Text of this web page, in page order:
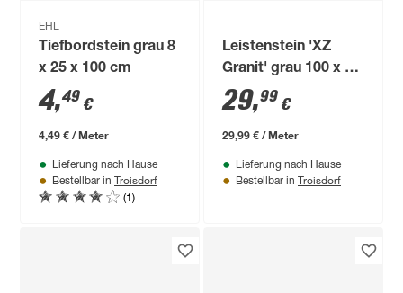
EHL
Tiefbordstein grau 8
x 25 x 100 cm
4,49 €
4,49 € / Meter
Lieferung nach Hause
Bestellbar in Troisdorf
(1)
Leistenstein 'XZ
Granit' grau 100 x 22
x 6 cm
29,99 €
29,99 € / Meter
Lieferung nach Hause
Bestellbar in Troisdorf